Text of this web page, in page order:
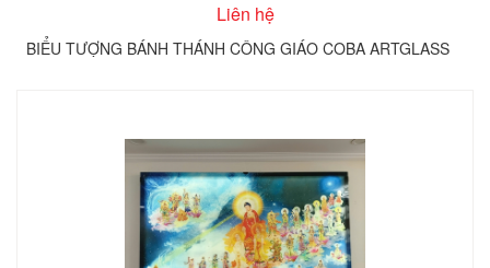
Liên hệ
BIỂU TƯỢNG BÁNH THÁNH CÔNG GIÁO COBA ARTGLASS